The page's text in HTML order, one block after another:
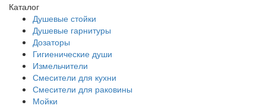
Каталог
Душевые стойки
Душевые гарнитуры
Дозаторы
Гигиенические души
Измельчители
Смесители для кухни
Смесители для раковины
Мойки